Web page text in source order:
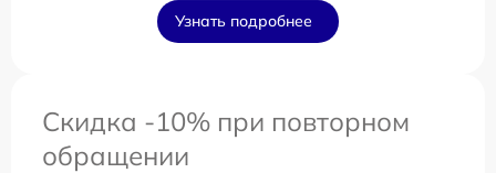
Узнать подробнее
Скидка -10% при повторном
обращении